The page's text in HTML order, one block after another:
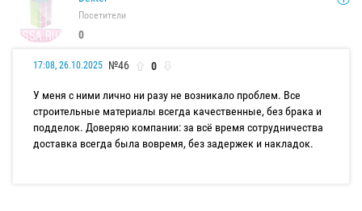
Посетители
0
17:08, 26.10.2025 №46 0
У меня с ними лично ни разу не возникало проблем. Все
строительные материалы всегда качественные, без брака и
подделок. Доверяю компании: за всё время сотрудничества
доставка всегда была вовремя, без задержек и накладок.